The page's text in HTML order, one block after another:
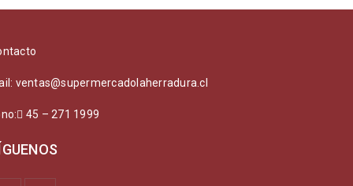
ventas@supermercadolaherradura.cl
45 – 271 1999